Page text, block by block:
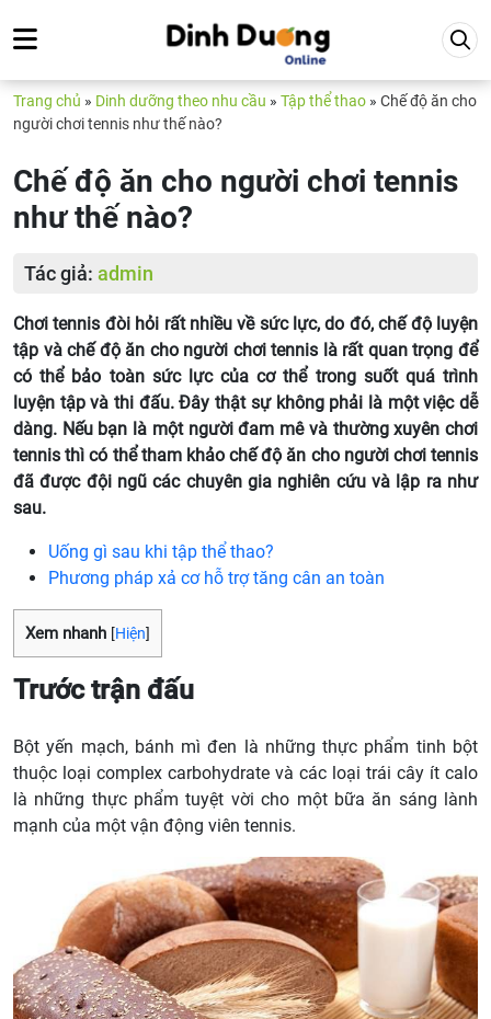
Trang chủ » Dinh dưỡng theo nhu cầu » Tập thể thao » Chế độ ăn cho
người chơi tennis như thế nào?
Chế độ ăn cho người chơi tennis
như thế nào?
Tác giả: admin
Chơi tennis đòi hỏi rất nhiều về sức lực, do đó, chế độ luyện
tập và chế độ ăn cho người chơi tennis là rất quan trọng để
có thể bảo toàn sức lực của cơ thể trong suốt quá trình
luyện tập và thi đấu. Đây thật sự không phải là một việc dễ
dàng. Nếu bạn là một người đam mê và thường xuyên chơi
tennis thì có thể tham khảo chế độ ăn cho người chơi tennis
đã được đội ngũ các chuyên gia nghiên cứu và lập ra như
sau.
Uống gì sau khi tập thể thao?
Phương pháp xả cơ hỗ trợ tăng cân an toàn
Xem nhanh [Hiện]
Trước trận đấu
Bột yến mạch, bánh mì đen là những thực phẩm tinh bột
thuộc loại complex carbohydrate và các loại trái cây ít calo
là những thực phẩm tuyệt vời cho một bữa ăn sáng lành
mạnh của một vận động viên tennis.